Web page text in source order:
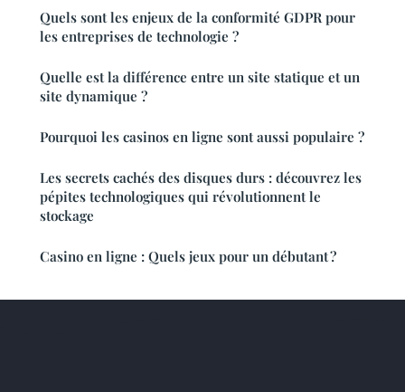
Quels sont les enjeux de la conformité GDPR pour
les entreprises de technologie ?
Quelle est la différence entre un site statique et un
site dynamique ?
Pourquoi les casinos en ligne sont aussi populaire ?
Les secrets cachés des disques durs : découvrez les
pépites technologiques qui révolutionnent le
stockage
Casino en ligne : Quels jeux pour un débutant ?